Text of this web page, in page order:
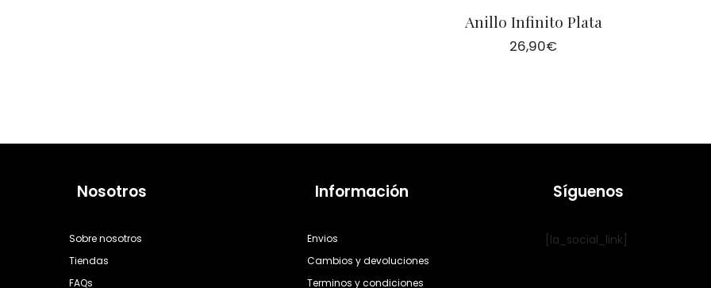
Anillo Infinito Plata
26,90€
Nosotros
Sobre nosotros
Tiendas
FAQs
Información
Envios
Cambios y devoluciones
Terminos y condiciones
Síguenos
[la_social_link]